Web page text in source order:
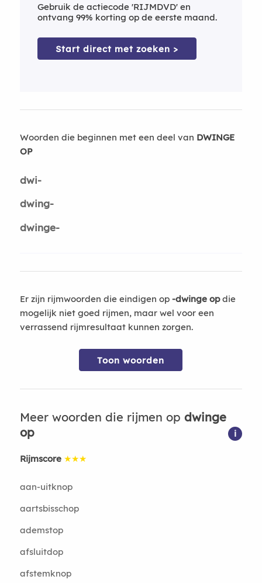
Gebruik de actiecode 'RIJMDVD' en
ontvang 99% korting op de eerste maand.
Start direct met zoeken >
Woorden die beginnen met een deel van DWINGE
OP
dwi-
dwing-
dwinge-
Er zijn rijmwoorden die eindigen op -dwinge opdie
mogelijk niet goed rijmen, maar wel voor een
verrassend rijmresultaat kunnen zorgen.
Toon woorden
Meer woorden die rijmen op dwinge
op
i
Rijmscore ★★★
aan-uitknop
aartsbisschop
ademstop
afsluitdop
afstemknop